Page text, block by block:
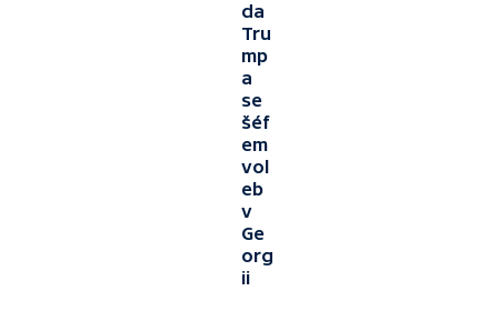
da
Tru
mp
a
se
šéf
em
vol
eb
v
Ge
org
ii